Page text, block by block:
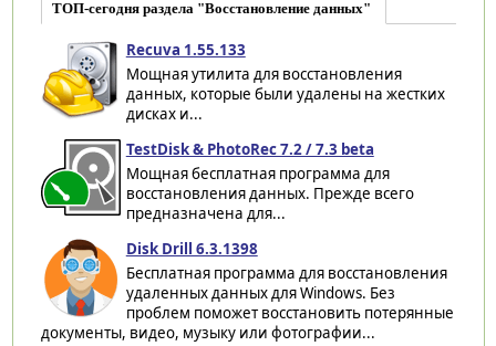
ТОП-сегодня раздела "Восстановление данных"
Recuva 1.55.133
Мощная утилита для восстановления
данных, которые были удалены на жестких
дисках и...
TestDisk & PhotoRec 7.2 / 7.3 beta
Мощная бесплатная программа для
восстановления данных. Прежде всего
предназначена для...
Disk Drill 6.3.1398
Бесплатная программа для восстановления
удаленных данных для Windows. Без
проблем поможет восстановить потерянные
документы, видео, музыку или фотографии...